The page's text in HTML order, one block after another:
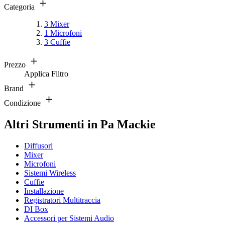
Categoria
3 Mixer
1 Microfoni
3 Cuffie
Prezzo
Applica Filtro
Brand
Condizione
Altri Strumenti in Pa Mackie
Diffusori
Mixer
Microfoni
Sistemi Wireless
Cuffie
Installazione
Registratori Multitraccia
DI Box
Accessori per Sistemi Audio